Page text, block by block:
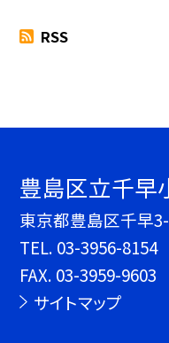
RSS
豊島区立千早
東京都豊島区千早
TEL. 03-3956-8154
FAX. 03-3959-9603
サイトマップ